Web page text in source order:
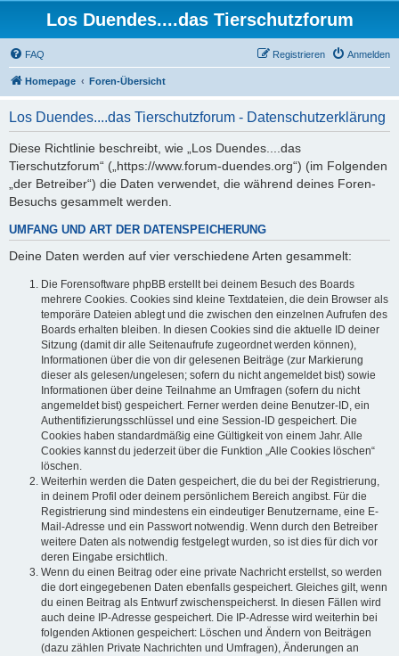
Los Duendes....das Tierschutzforum
FAQ Anmelden
Registrieren
Homepage Foren-Übersicht
Los Duendes....das Tierschutzforum - Datenschutzerklärung
Diese Richtlinie beschreibt, wie „Los Duendes....das
Tierschutzforum“ („https://www.forum-duendes.org“) (im Folgenden
„der Betreiber“) die Daten verwendet, die während deines Foren-
Besuchs gesammelt werden.
UMFANG UND ART DER DATENSPEICHERUNG
Deine Daten werden auf vier verschiedene Arten gesammelt:
Die Forensoftware phpBB erstellt bei deinem Besuch des Boards
mehrere Cookies. Cookies sind kleine Textdateien, die dein Browser als
temporäre Dateien ablegt und die zwischen den einzelnen Aufrufen des
Boards erhalten bleiben. In diesen Cookies sind die aktuelle ID deiner
Sitzung (damit dir alle Seitenaufrufe zugeordnet werden können),
Informationen über die von dir gelesenen Beiträge (zur Markierung
dieser als gelesen/ungelesen; sofern du nicht angemeldet bist) sowie
Informationen über deine Teilnahme an Umfragen (sofern du nicht
angemeldet bist) gespeichert. Ferner werden deine Benutzer-ID, ein
Authentifizierungsschlüssel und eine Session-ID gespeichert. Die
Cookies haben standardmäßig eine Gültigkeit von einem Jahr. Alle
Cookies kannst du jederzeit über die Funktion „Alle Cookies löschen“
löschen.
Weiterhin werden die Daten gespeichert, die du bei der Registrierung,
in deinem Profil oder deinem persönlichem Bereich angibst. Für die
Registrierung sind mindestens ein eindeutiger Benutzername, eine E-
Mail-Adresse und ein Passwort notwendig. Wenn durch den Betreiber
weitere Daten als notwendig festgelegt wurden, so ist dies für dich vor
deren Eingabe ersichtlich.
Wenn du einen Beitrag oder eine private Nachricht erstellst, so werden
die dort eingegebenen Daten ebenfalls gespeichert. Gleiches gilt, wenn
du einen Beitrag als Entwurf zwischenspeicherst. In diesen Fällen wird
auch deine IP-Adresse gespeichert. Die IP-Adresse wird weiterhin bei
folgenden Aktionen gespeichert: Löschen und Ändern von Beiträgen
(dazu zählen Private Nachrichten und Umfragen), Änderungen an